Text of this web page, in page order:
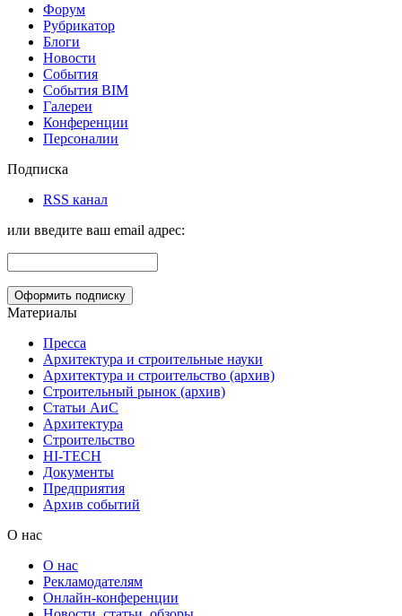
Форум
Рубрикатор
Блоги
Новости
События
События BIM
Галереи
Конференции
Персоналии
Подписка
RSS канал
или введите ваш email адрес:
Материалы
Пресса
Архитектура и строительные науки
Архитектура и строительство (архив)
Строительный рынок (архив)
Статьи АиС
Архитектура
Строительство
HI-TECH
Документы
Предприятия
Архив событий
О нас
О нас
Рекламодателям
Онлайн-конференции